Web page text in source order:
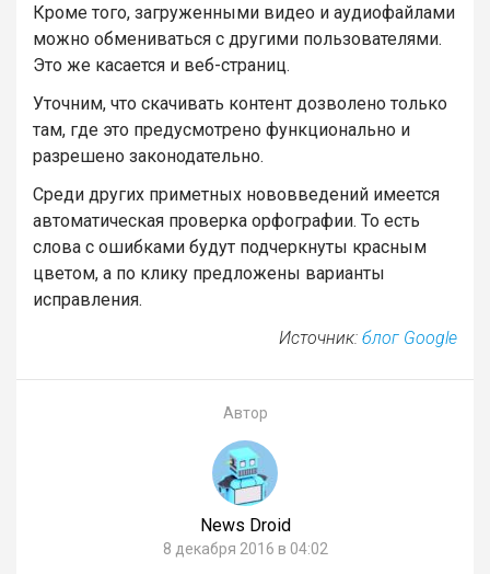
Кроме того, загруженными видео и аудиофайлами
можно обмениваться с другими пользователями.
Это же касается и веб-страниц.
Уточним, что скачивать контент дозволено только
там, где это предусмотрено функционально и
разрешено законодательно.
Среди других приметных нововведений имеется
автоматическая проверка орфографии. То есть
слова с ошибками будут подчеркнуты красным
цветом, а по клику предложены варианты
исправления.
Источник: блог Google
Автор
News Droid
8 декабря 2016 в 04:02